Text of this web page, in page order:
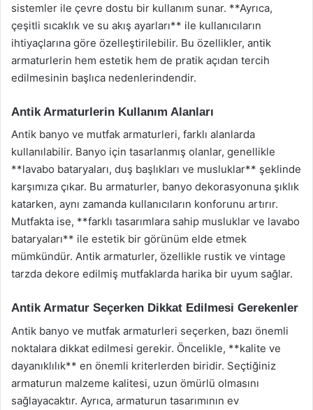
sistemler ile çevre dostu bir kullanım sunar. **Ayrıca,
çeşitli sıcaklık ve su akış ayarları** ile kullanıcıların
ihtiyaçlarına göre özelleştirilebilir. Bu özellikler, antik
armaturlerin hem estetik hem de pratik açıdan tercih
edilmesinin başlıca nedenlerindendir.
Antik Armaturlerin Kullanım Alanları
Antik banyo ve mutfak armaturleri, farklı alanlarda
kullanılabilir. Banyo için tasarlanmış olanlar, genellikle
**lavabo bataryaları, duş başlıkları ve musluklar** şeklinde
karşımıza çıkar. Bu armaturler, banyo dekorasyonuna şıklık
katarken, aynı zamanda kullanıcıların konforunu artırır.
Mutfakta ise, **farklı tasarımlara sahip musluklar ve lavabo
bataryaları** ile estetik bir görünüm elde etmek
mümkündür. Antik armaturler, özellikle rustik ve vintage
tarzda dekore edilmiş mutfaklarda harika bir uyum sağlar.
Antik Armatur Seçerken Dikkat Edilmesi Gerekenler
Antik banyo ve mutfak armaturleri seçerken, bazı önemli
noktalara dikkat edilmesi gerekir. Öncelikle, **kalite ve
dayanıklılık** en önemli kriterlerden biridir. Seçtiğiniz
armaturun malzeme kalitesi, uzun ömürlü olmasını
sağlayacaktır. Ayrıca, armaturun tasarımının ev